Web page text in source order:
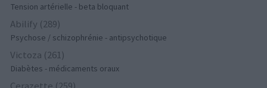
Tension artérielle - beta bloquant
Abilify (289)
Psychose / schizophrénie - antipsychotique
Victoza (261)
Diabètes - médicaments oraux